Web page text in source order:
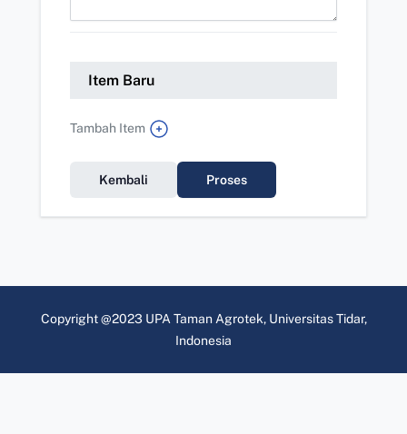
Item Baru
Tambah Item
Kembali Proses
Copyright @2023 UPA Taman Agrotek, Universitas Tidar,
Indonesia